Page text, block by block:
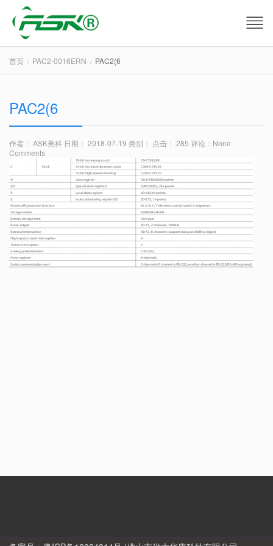
首页 PAC2-0016ERN PAC2(6
PAC2(6
作者： ASK美科 日期： 2018-07-19 类别： 点击： 285 评论： None
Comments